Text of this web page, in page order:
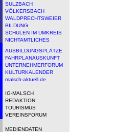
SULZBACH
VÖLKERSBACH
WALDPRECHTSWEIER
BILDUNG
SCHULEN IM UMKREIS
NICHTAMTLICHES
AUSBILDUNGSPLÄTZE
FAHRPLANAUSKUNFT
UNTERNEHMERFORUM
KULTURKALENDER
malsch-aktuell.de
IG-MALSCH
REDAKTION
TOURISMUS
VEREINSFORUM
MEDIENDATEN